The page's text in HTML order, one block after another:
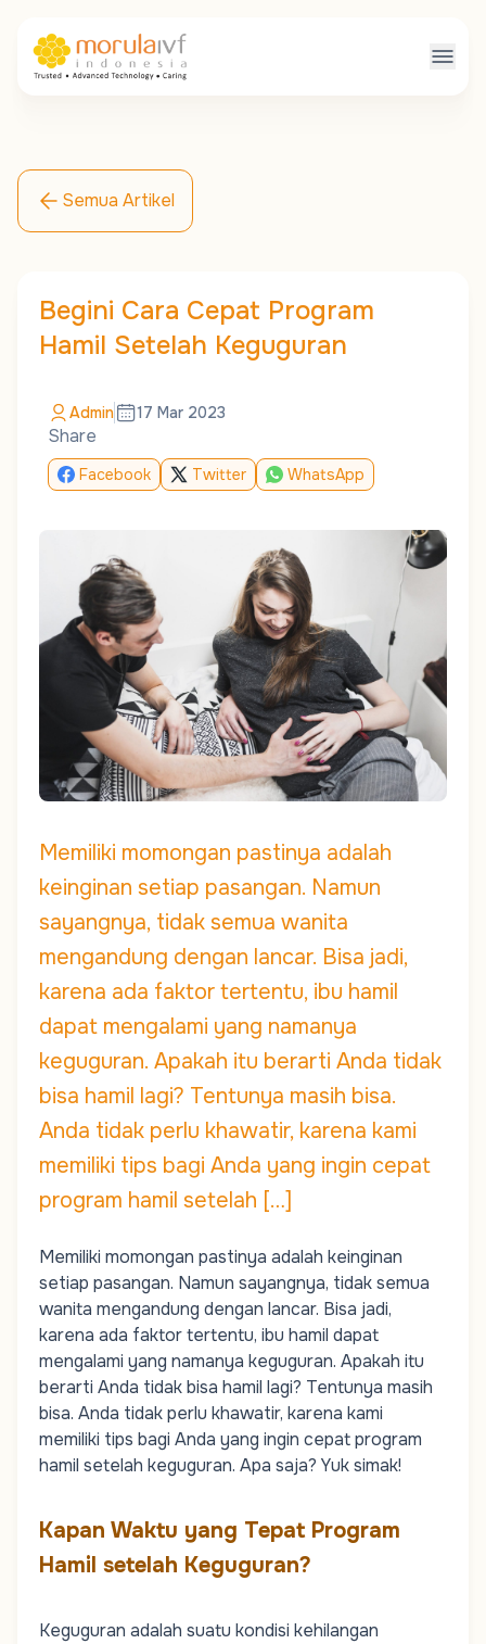
Semua Artikel
Begini Cara Cepat Program
Hamil Setelah Keguguran
Admin 17 Mar 2023
Share
Facebook Twitter WhatsApp
Memiliki momongan pastinya adalah
keinginan setiap pasangan. Namun
sayangnya, tidak semua wanita
mengandung dengan lancar. Bisa jadi,
karena ada faktor tertentu, ibu hamil
dapat mengalami yang namanya
keguguran. Apakah itu berarti Anda tidak
bisa hamil lagi? Tentunya masih bisa.
Anda tidak perlu khawatir, karena kami
memiliki tips bagi Anda yang ingin cepat
program hamil setelah […]
Memiliki momongan pastinya adalah keinginan
setiap pasangan. Namun sayangnya, tidak semua
wanita mengandung dengan lancar. Bisa jadi,
karena ada faktor tertentu, ibu hamil dapat
mengalami yang namanya keguguran. Apakah itu
berarti Anda tidak bisa hamil lagi? Tentunya masih
bisa. Anda tidak perlu khawatir, karena kami
memiliki tips bagi Anda yang ingin cepat program
hamil setelah keguguran. Apa saja? Yuk simak!
Kapan Waktu yang Tepat Program
Hamil setelah Keguguran?
Keguguran adalah suatu kondisi kehilangan